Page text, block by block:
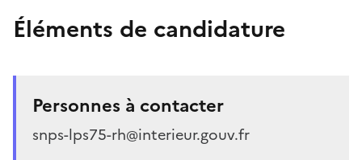
Éléments de candidature
Personnes à contacter
snps-lps75-rh@interieur.gouv.fr